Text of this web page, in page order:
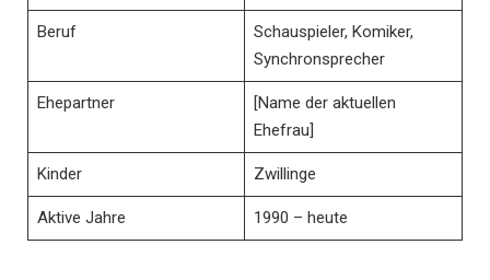
Beruf
Schauspieler, Komiker,
Synchronsprecher
Ehepartner
[Name der aktuellen
Ehefrau]
Kinder Zwillinge
Aktive Jahre 1990 – heute